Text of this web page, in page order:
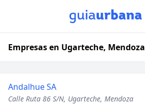
Empresas en Ugarteche, Mendoza
Andalhue SA
Calle Ruta 86 S/N, Ugarteche, Mendoza